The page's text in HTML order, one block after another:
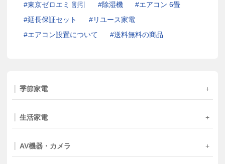
東京ゼロエミ 割引
除湿機
エアコン 6畳
延長保証セット
リユース家電
エアコン設置について
送料無料の商品
季節家電
生活家電
AV機器・カメラ